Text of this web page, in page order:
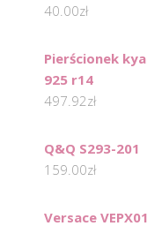
40.00zł
Pierścionek
925 r14
497.92zł
Q&Q S293-201
159.00zł
Versace